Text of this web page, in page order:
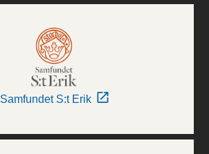
Samfundet S:t Erik